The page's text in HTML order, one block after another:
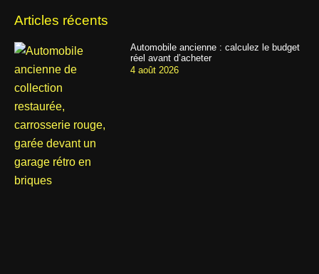
Articles récents
Automobile ancienne : calculez le budget
réel avant d’acheter
4 août 2026